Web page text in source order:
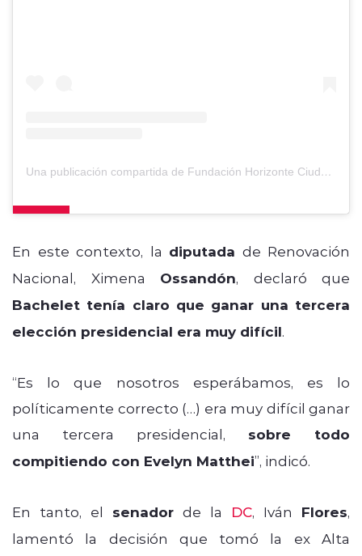
Una publicación compartida de Fundación Horizonte Ciudadano (@horizonteciudadano)
En este contexto, la diputada de Renovación
Nacional, Ximena Ossandón, declaró que
Bachelet tenía claro que ganar una tercera
elección presidencial era muy difícil.
“Es lo que nosotros esperábamos, es lo
políticamente correcto (…) era muy difícil ganar
una tercera presidencial, sobre todo
compitiendo con Evelyn Matthei”, indicó.
En tanto, el senador de la DC, Iván Flores,
lamentó la decisión que tomó la ex Alta